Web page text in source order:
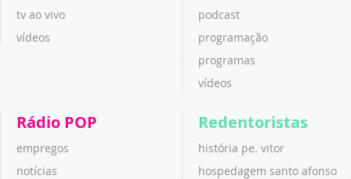
tv ao vivo
vídeos
podcast
programação
programas
vídeos
Rádio POP
empregos
notícias
Redentoristas
história pe. vitor
hospedagem santo afonso